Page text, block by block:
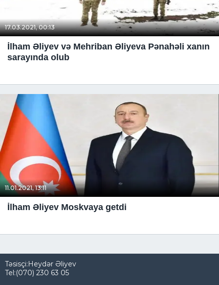
17.03.2021, 00:13
İlham Əliyev və Mehriban Əliyeva Pənahəli xanın
sarayında olub
11.01.2021, 13:11
İlham Əliyev Moskvaya getdi
Təsisçi:Heydər Əliyev
Tel:(070) 230 63 05